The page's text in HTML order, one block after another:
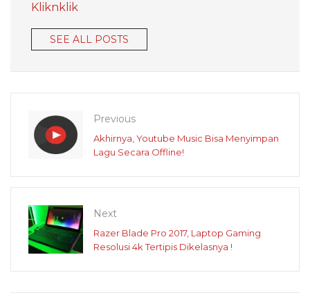
Kliknklik
SEE ALL POSTS
Previous
Akhirnya, Youtube Music Bisa Menyimpan
Lagu Secara Offline!
Next
Razer Blade Pro 2017, Laptop Gaming
Resolusi 4k Tertipis Dikelasnya !